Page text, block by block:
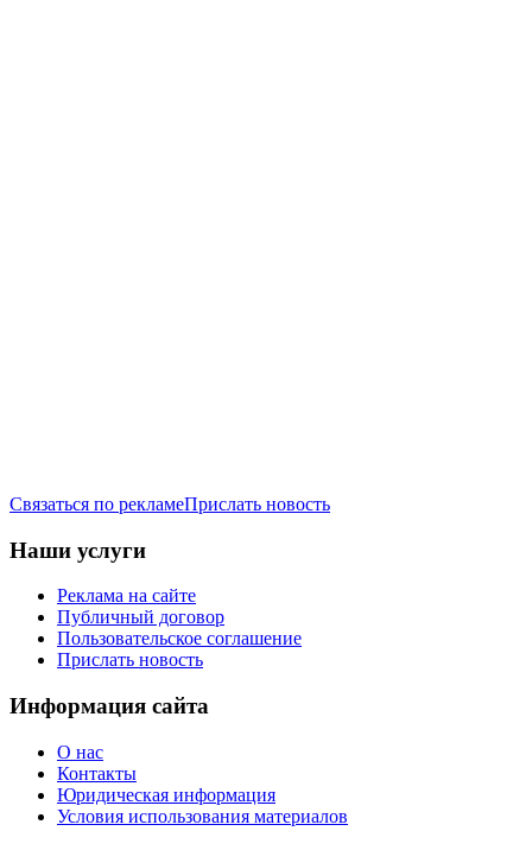
Связаться по рекламеПрислать новость
Наши услуги
Реклама на сайте
Публичный договор
Пользовательское соглашение
Прислать новость
Информация сайта
О нас
Контакты
Юридическая информация
Условия использования материалов